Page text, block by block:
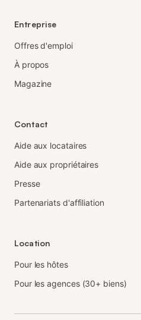
Entreprise
Offres d'emploi
À propos
Magazine
Contact
Aide aux locataires
Aide aux propriétaires
Presse
Partenariats d'affiliation
Location
Pour les hôtes
Pour les agences (30+ biens)